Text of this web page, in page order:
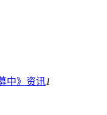
中》 资讯1